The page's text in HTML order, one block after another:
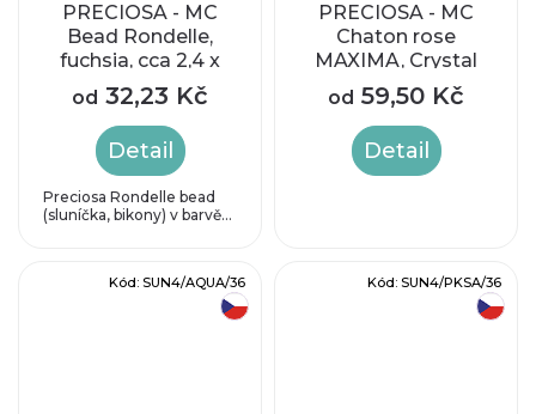
PRECIOSA - MC
Bead Rondelle,
fuchsia, cca 2,4 x
3mm
od 32,23 Kč
Detail
Preciosa Rondelle bead
(sluníčka, bikony) v barvě...
PRECIOSA - MC
Chaton rose
MAXIMA, Crystal
AB Hotfix, SS20
(cca 4,6-4,8mm)
od 59,50 Kč
Detail
Kód: SUN4/AQUA/36 Kód: SUN4/PKSA/36